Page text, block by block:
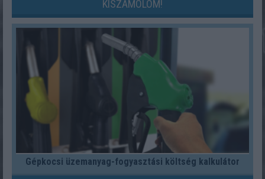
KISZÁMOLOM!
Gépkocsi üzemanyag-fogyasztási költség kalkulátor